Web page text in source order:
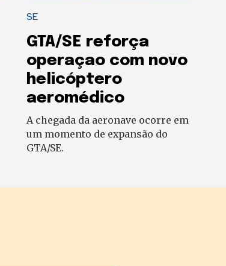
SE
GTA/SE reforça
operaçao com novo
helicóptero
aeromédico
A chegada da aeronave ocorre em
um momento de expansão do
GTA/SE.